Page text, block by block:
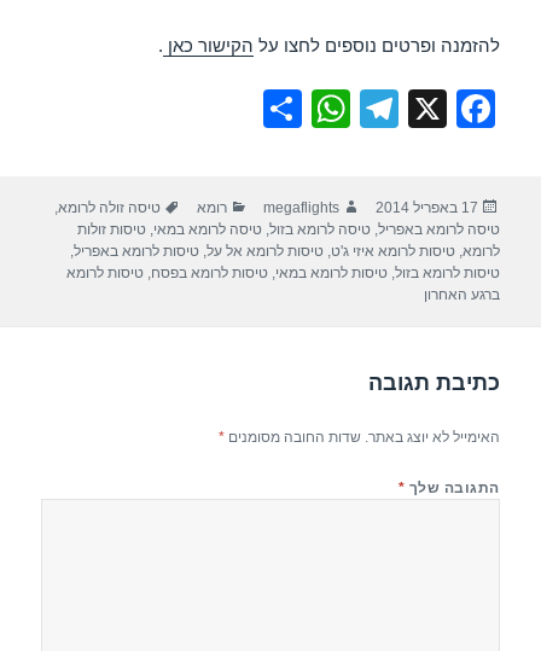
להזמנה ופרטים נוספים לחצו על הקישור כאן .
F
e
b
o
k
X
T
gr
a
W
s
A
e
פורסם
בתאריך
17 באפריל 2014 מחבר
megaflights קטגוריות
רומא תגיות
טיסה זולה לרומא,
טיסה לרומא באפריל,טיסה לרומא בזול,טיסה לרומא במאי,טיסות זולות
לרומא,טיסות לרומא איזי ג'ט,טיסות לרומא אל על,טיסות לרומא באפריל,
טיסות לרומא בזול,טיסות לרומא במאי,טיסות לרומא בפסח,טיסות לרומא
ברגע האחרון
כתיבת תגובה
האימייל לא יוצג באתר. שדות החובה מסומנים*
התגובה שלך *